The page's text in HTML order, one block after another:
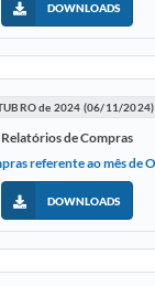
DOWNLOADS
de 2024 (06/11/2024)
Relatórios de Compras
referente ao mês de
DOWNLOADS